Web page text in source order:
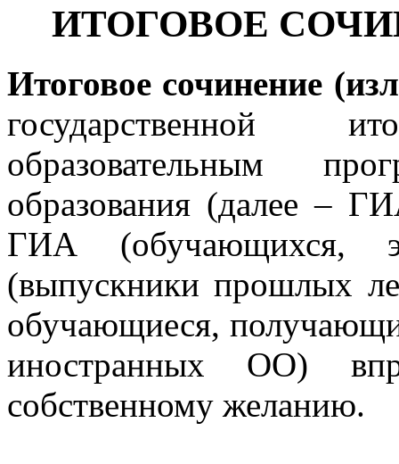
ИТОГОВОЕ
Итоговое сочинение
государственной
образовательным
образования (далее –
ГИА (обучающихся,
(выпускники прошлых
обучающиеся,
иностранных ОО)
собственному желанию.